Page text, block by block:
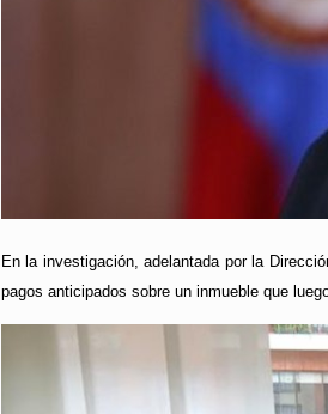
En la investigación, adelantada por la
pagos anticipados sobre un inmueble que